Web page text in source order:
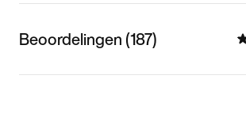
Beoordelingen (187)